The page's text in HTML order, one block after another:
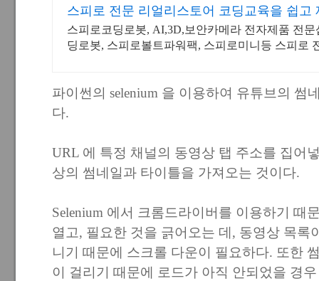
스피로 전문 리얼리스토어 코딩교육을 쉽고
스피로코딩로봇, AI,3D,보안카메라 전자제품 전
딩로봇, 스피로볼트파워팩, 스피로미니등 스피로
파이썬의 selenium 을 이용하여 유튜브의 썸
다.
URL 에 특정 채널의 동영상 탭 주소를 집어
상의 썸네일과 타이틀을 가져오는 것이다.
Selenium 에서 크롬드라이버를 이용하기 때
열고, 필요한 것을 긁어오는 데, 동영상 목록
니기 때문에 스크롤 다운이 필요하다. 또한
이 걸리기 때문에 로드가 아직 안되었을 경